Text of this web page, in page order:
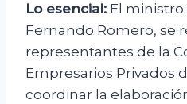
Lo esencial: El ministro
Fernando Romero, se
representantes de la
Empresarios Privados
coordinar la